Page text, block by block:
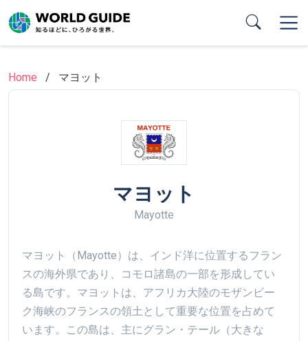
to
main
Home
マヨット
マヨット
Mayotte
マヨット（Mayotte）は、インド洋に位置するフラン
スの海外県であり、コモロ諸島の一部を形成してい
る島です。マヨットは、アフリカ大陸のモザンビー
ク海峡のフランスの領土として重要な位置を占めて
います。この島は、主にグラン・テール（大きな